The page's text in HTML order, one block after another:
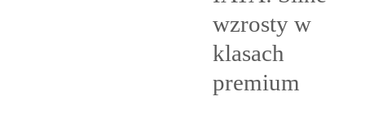
wzrosty w
klasach
premium